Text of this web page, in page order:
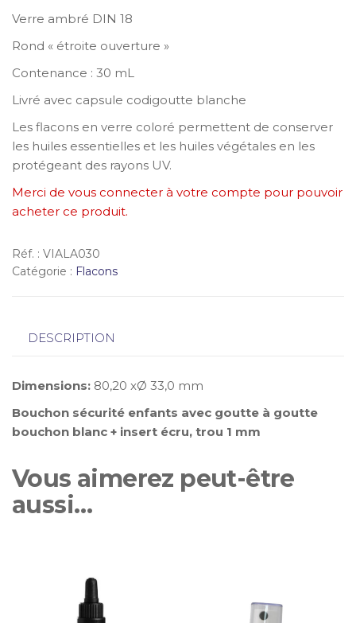
Verre ambré DIN 18
Rond « étroite ouverture »
Contenance : 30 mL
Livré avec capsule codigoutte blanche
Les flacons en verre coloré permettent de conserver
les huiles essentielles et les huiles végétales en les
protégeant des rayons UV.
Merci de vous connecter à votre compte pour pouvoir
acheter ce produit.
Réf. : VIALA030
Catégorie : Flacons
DESCRIPTION
Dimensions: 80,20 xØ 33,0 mm
Bouchon sécurité enfants avec goutte à goutte
bouchon blanc + insert écru, trou 1 mm
Vous aimerez peut-être
aussi…